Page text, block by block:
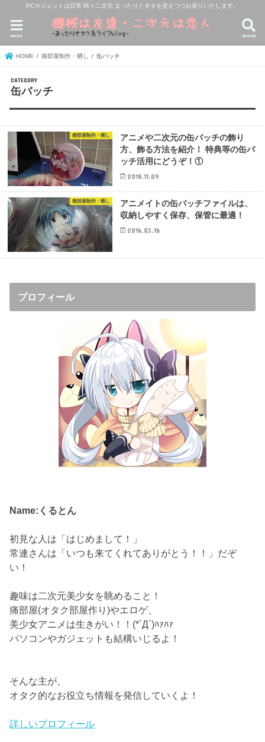
PCガジェットは日常 時々二次元 まったりとネタを交えつつお送りいたします。
search
menu
HOME 痛部屋制作・晒し 缶バッチ
缶バッチ
痛部屋制作・晒し
アニメや二次元の缶バッチの飾り
方、飾る方法を紹介！ 特典等の缶バ
ッチ活用にどうぞ！①
2018.11.09
痛部屋制作・晒し
アニメイトの缶バッチファイルは、
収納しやすく保存、保管に最適！
2016.03.16
プロフィール
Name:くるとん
初見な人は「はじめまして！」
常連さんは「いつも来てくれてありがとう！！」だぞ
い！
趣味は二次元美少女を眺めること！
痛部屋(オタク部屋作り)やエロゲ、
美少女アニメは生きがい！！(*´Д`)ﾊｧﾊｧ
パソコンやガジェットも結構いじるよ！
そんな主が、
オタク的なお役立ち情報を発信していくよ！
詳しいプロフィール